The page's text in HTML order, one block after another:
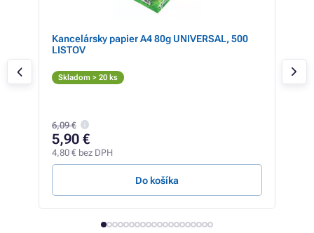
Kancelársky papier A4 80g UNIVERSAL, 500
LISTOV
Skladom > 20 ks
6,09 €
5,90 €
4,80 € bez DPH
Do košíka